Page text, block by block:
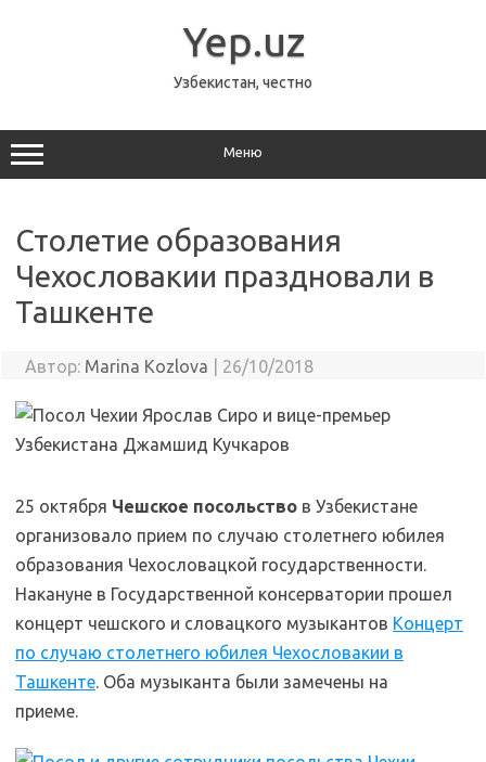
Yep.uz
Узбекистан, честно
Меню
Столетие образования
Чехословакии праздновали в
Ташкенте
Автор: Marina Kozlova 26/10/2018
25 октября Чешское посольство в Узбекистане
организовало прием по случаю столетнего юбилея
образования Чехословацкой государственности.
Накануне в Государственной консерватории прошел
концерт чешского и словацкого музыкантов Концерт
по случаю столетнего юбилея Чехословакии в
Ташкенте. Оба музыканта были замечены на
приеме.